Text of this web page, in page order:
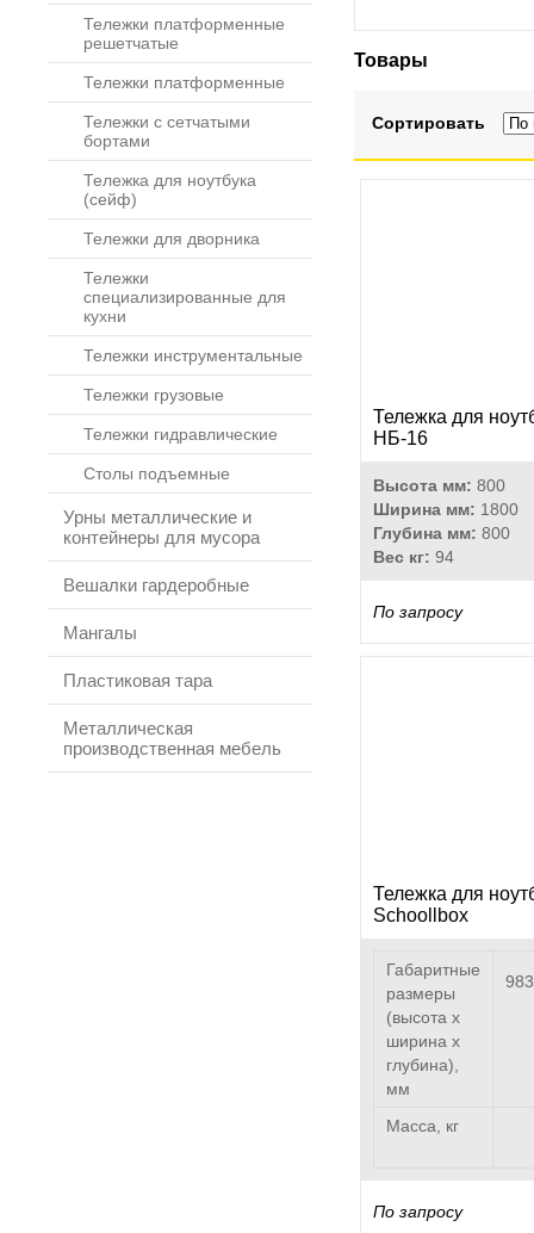
Тележки платформенные
решетчатые
Тележки платформенные
Тележки с сетчатыми
бортами
Тележка для ноутбука
(сейф)
Тележки для дворника
Тележки
специализированные для
кухни
Тележки инструментальные
Тележки грузовые
Тележки гидравлические
Столы подъемные
Урны металлические и
контейнеры для мусора
Вешалки гардеробные
Мангалы
Пластиковая тара
Металлическая
производственная мебель
Товары
Сортировать
Тележка для
НБ-16
Высота мм: 800
Ширина мм: 1800
Глубина мм: 800
Вес кг: 94
По запросу
Тележка для
Schoollbox
Габаритные
размеры
(высота х
ширина х
глубина),
мм
Масса, кг
По запросу